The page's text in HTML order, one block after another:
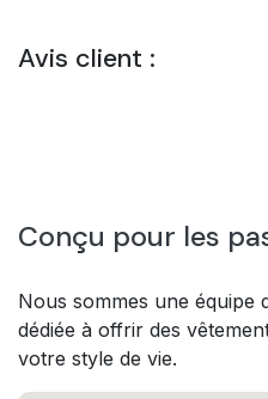
Avis client :
Conçu pour les
Nous sommes une équipe
dédiée à offrir des
votre style de vie.